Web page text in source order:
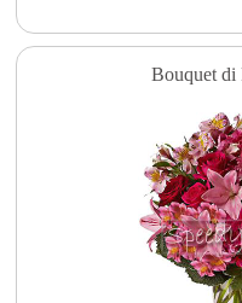
Bouquet di